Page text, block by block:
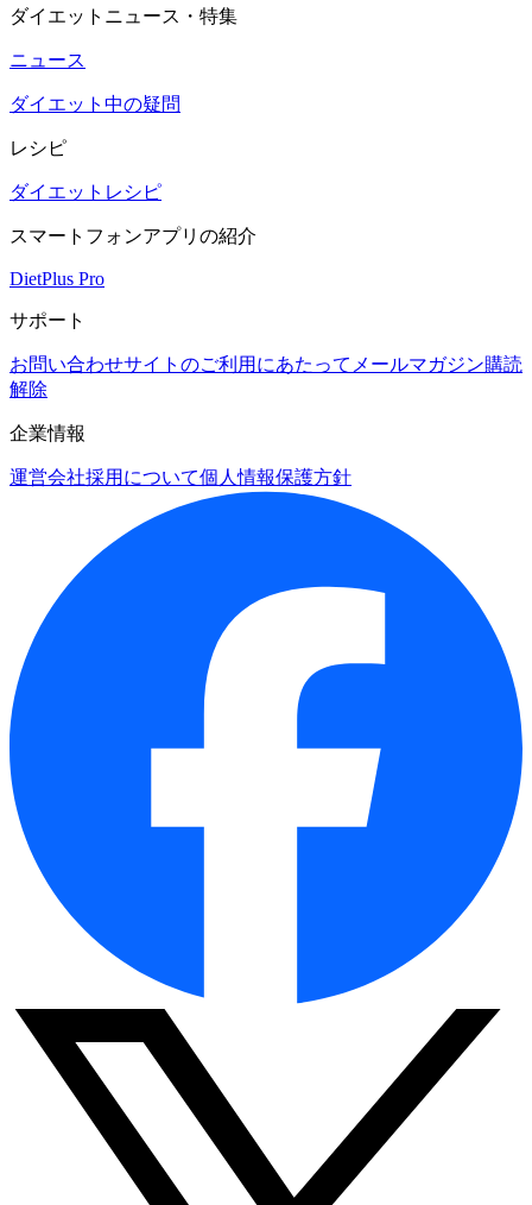
ダイエットニュース・特集
ニュース
ダイエット中の疑問
レシピ
ダイエットレシピ
スマートフォンアプリの紹介
DietPlus Pro
サポート
お問い合わせサイトのご利用にあたって メールマガジン購読
解除
企業情報
運営会社採用について個人情報保護方針